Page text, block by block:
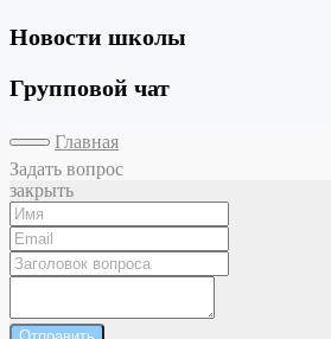
Новости школы
Групповой чат
Главная
Задать вопрос
закрыть